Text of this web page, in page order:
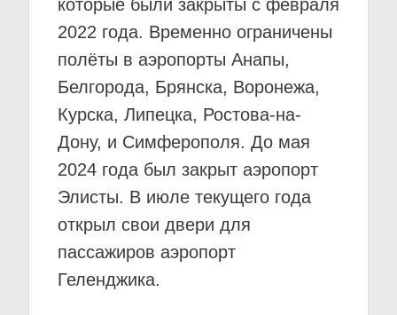
которые были закрыты с февраля
2022 года. Временно ограничены
полёты в аэропорты Анапы,
Белгорода, Брянска, Воронежа,
Курска, Липецка, Ростова-на-
Дону, и Симферополя. До мая
2024 года был закрыт аэропорт
Элисты. В июле текущего года
открыл свои двери для
пассажиров аэропорт
Геленджика.